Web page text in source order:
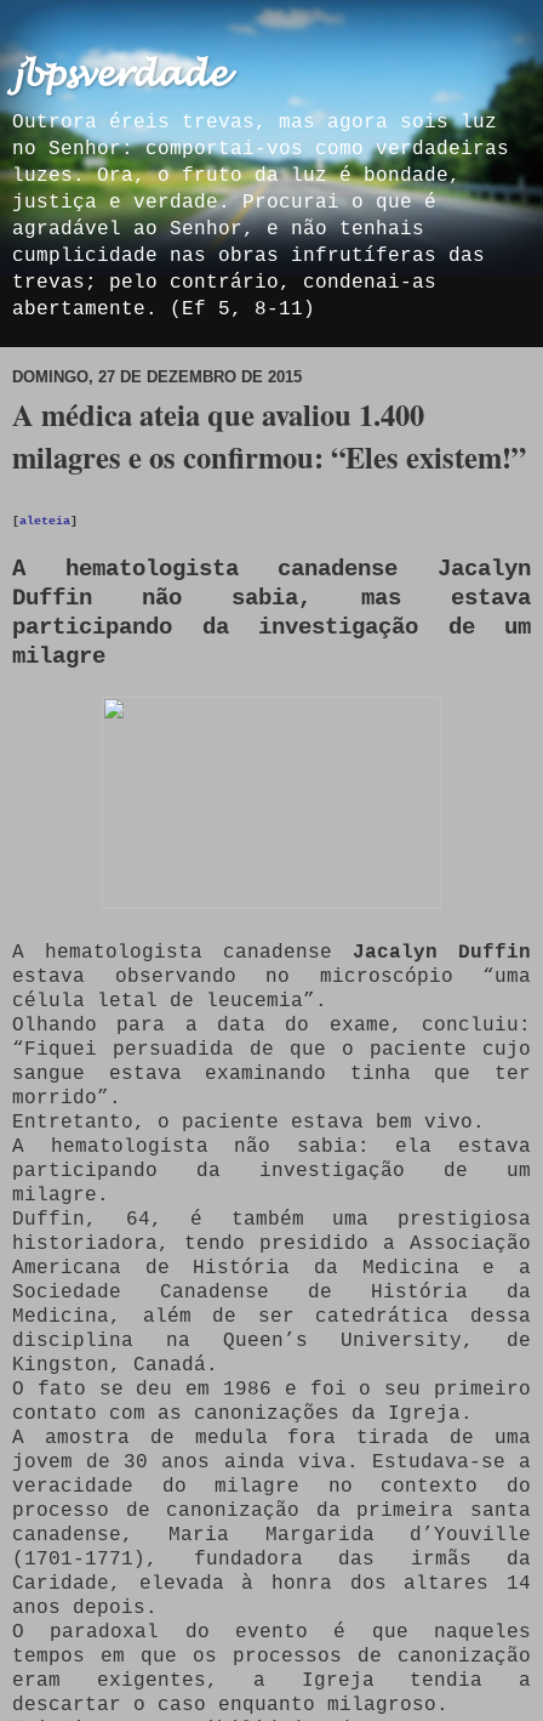
𝓳𝓫𝓹𝓼𝓿𝓮𝓻𝓭𝓪𝓭𝓮
Outrora éreis trevas, mas agora sois luz
no Senhor: comportai-vos como verdadeiras
luzes. Ora, o fruto da luz é bondade,
justiça e verdade. Procurai o que é
agradável ao Senhor, e não tenhais
cumplicidade nas obras infrutíferas das
trevas; pelo contrário, condenai-as
abertamente. (Ef 5, 8-11)
DOMINGO, 27 DE DEZEMBRO DE 2015
A médica ateia que avaliou 1.400
milagres e os confirmou: “Eles existem!”
[aleteia]
A hematologista canadense Jacalyn
Duffin não sabia, mas estava
participando da investigação de um
milagre
A hematologista canadense Jacalyn Duffin
estava observando no microscópio “uma
célula letal de leucemia”.
Olhando para a data do exame, concluiu:
“Fiquei persuadida de que o paciente cujo
sangue estava examinando tinha que ter
morrido”.
Entretanto, o paciente estava bem vivo.
A hematologista não sabia: ela estava
participando da investigação de um
milagre.
Duffin, 64, é também uma prestigiosa
historiadora, tendo presidido a Associação
Americana de História da Medicina e a
Sociedade Canadense de História da
Medicina, além de ser catedrática dessa
disciplina na Queen’s University, de
Kingston, Canadá.
O fato se deu em 1986 e foi o seu primeiro
contato com as canonizações da Igreja.
A amostra de medula fora tirada de uma
jovem de 30 anos ainda viva. Estudava-se a
veracidade do milagre no contexto do
processo de canonização da primeira santa
canadense, Maria Margarida d’Youville
(1701-1771), fundadora das irmãs da
Caridade, elevada à honra dos altares 14
anos depois.
O paradoxal do evento é que naqueles
tempos em que os processos de canonização
eram exigentes, a Igreja tendia a
descartar o caso enquanto milagroso.